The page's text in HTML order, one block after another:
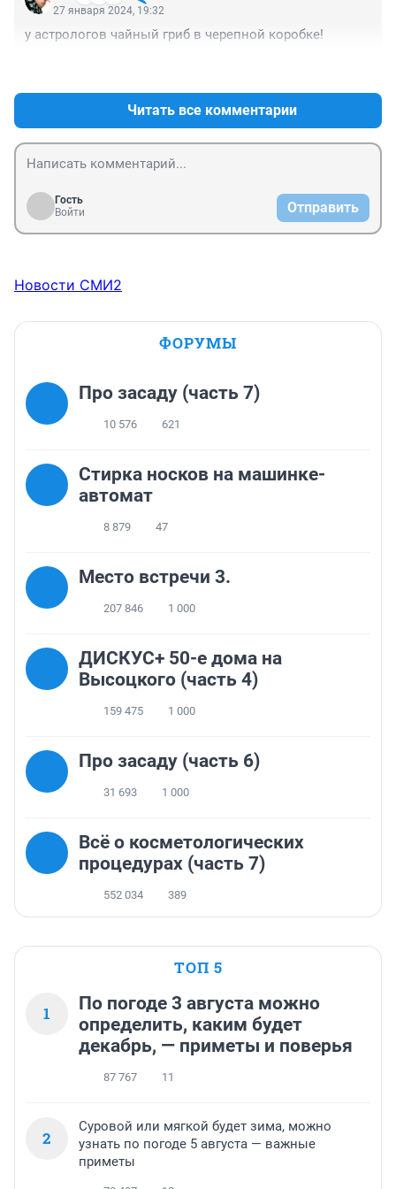
27 января 2024, 19:32
у астрологов чайный гриб в черепной коробке!
Читать все комментарии
Гость
Войти
Отправить
Новости СМИ2
ФОРУМЫ
Про засаду (часть 7)
10 576 621
Стирка носков на машинке-
автомат
8 879 47
Место встречи 3.
207 846 1 000
ДИСКУС+ 50-е дома на
Высоцкого (часть 4)
159 475 1 000
Про засаду (часть 6)
31 693 1 000
Всё о косметологических
процедурах (часть 7)
552 034 389
ТОП 5
1
По погоде 3 августа можно
определить, каким будет
декабрь, — приметы и поверья
87 767 11
2
Суровой или мягкой будет зима, можно
узнать по погоде 5 августа — важные
приметы